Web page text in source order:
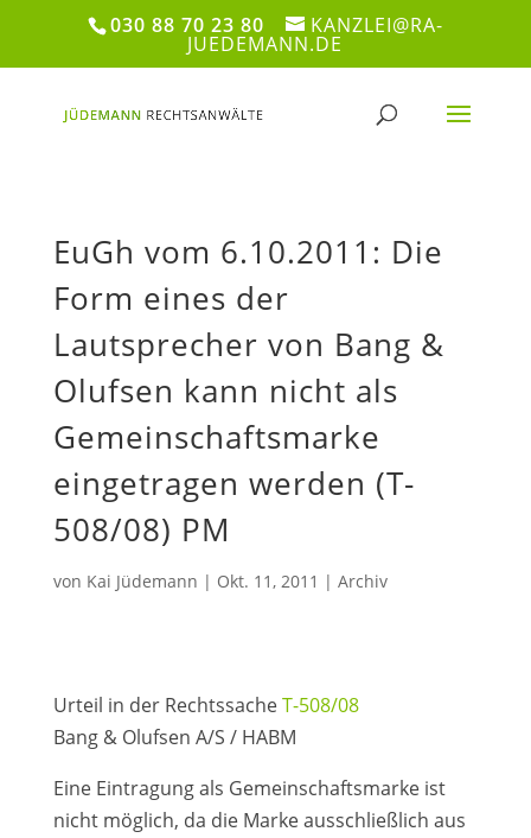
030 88 70 23 80 KANZLEI@RA-
JUEDEMANN.DE
EuGh vom 6.10.2011: Die
Form eines der
Lautsprecher von Bang &
Olufsen kann nicht als
Gemeinschaftsmarke
eingetragen werden (T-
508/08) PM
von Kai Jüdemann | Okt. 11, 2011 | Archiv
Urteil in der RechtssacheT-508/08
Bang & Olufsen A/S / HABM
Eine Eintragung als Gemeinschaftsmarke ist
nicht möglich, da die Marke ausschließlich aus